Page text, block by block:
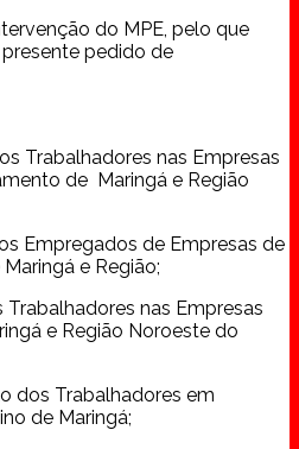
do MPE, pelo que
pedido de
Trabalhadores nas Empresas
de Maringá e Região
Empregados de Empresas de
e Região;
Trabalhadores nas Empresas
e Região Noroeste do
dos Trabalhadores em
de Maringá;